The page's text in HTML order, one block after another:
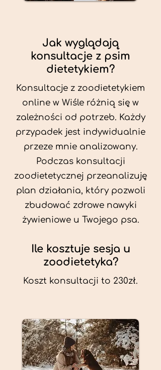
Jak wyglądają
konsultacje z psim
dietetykiem?
Konsultacje z zoodietetykiem
online w Wiśle różnią się w
zależności od potrzeb. Każdy
przypadek jest indywidualnie
przeze mnie analizowany.
Podczas konsultacji
zoodietetycznej przeanalizuję
plan działania, który pozwoli
zbudować zdrowe nawyki
żywieniowe u Twojego psa.
Ile kosztuje sesja u
zoodietetyka?
Koszt konsultacji to 230zł.